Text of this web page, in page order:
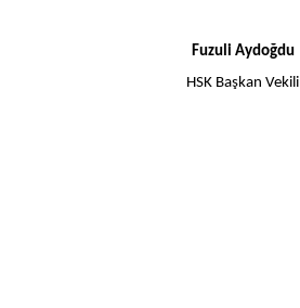
Fuzuli Aydoğdu
HSK Başkan Vekili